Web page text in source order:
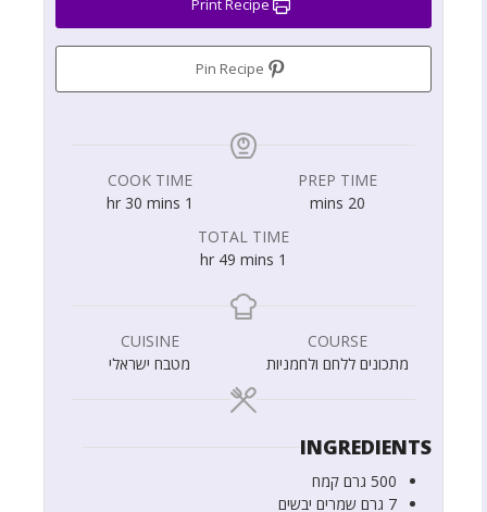
PREP TIME
20
mins
COOK TIME
1
hr 30 mins
TOTAL TIME
1
hr 49 mins
COURSE
מתכונים ללחם ולחמניות
CUISINE
מטבח ישראלי
INGREDIENTS
500 גרם קמח
7 גרם שמרים יבשים